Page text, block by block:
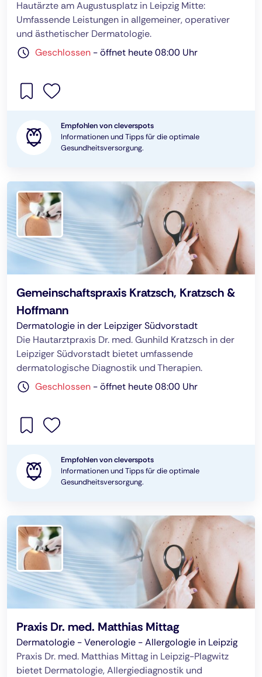
Hautärzte am Augustusplatz in Leipzig Mitte:
Umfassende Leistungen in allgemeiner, operativer
und ästhetischer Dermatologie.
Geschlossen -öffnet heute 08:00 Uhr
Empfohlen von cleverspots
Informationen und Tipps für die optimale
Gesundheitsversorgung.
Gemeinschaftspraxis Kratzsch, Kratzsch &
Hoffmann
Dermatologie in der Leipziger Südvorstadt
Die Hautarztpraxis Dr. med. Gunhild Kratzsch in der
Leipziger Südvorstadt bietet umfassende
dermatologische Diagnostik und Therapien.
Geschlossen -öffnet heute 08:00 Uhr
Empfohlen von cleverspots
Informationen und Tipps für die optimale
Gesundheitsversorgung.
Praxis Dr. med. Matthias Mittag
Dermatologie - Venerologie - Allergologie in Leipzig
Praxis Dr. med. Matthias Mittag in Leipzig-Plagwitz
bietet Dermatologie, Allergiediagnostik und